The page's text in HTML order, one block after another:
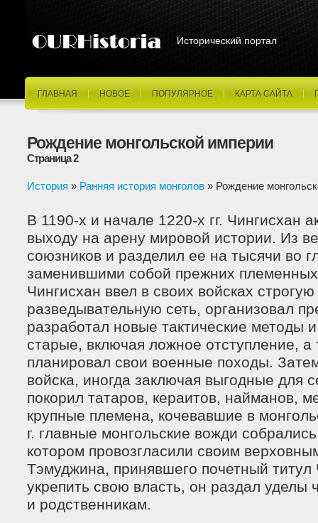
Исторический портал
ГЛАВНАЯ НОВОЕ ПОПУЛЯРНОЕ КАРТА САЙТА
Рождение монгольской империи
Страница 2
История » Ранняя история монголов » Рождение
В 1190-х и начале 1220-х гг. Чингисхан
выходу на арену мировой истории. Из
союзников и разделил ее на тысячи во
заменившими собой прежних
Чингисхан ввел в своих войсках
разведывательную сеть, организовал
разработал новые тактические методы
старые, включая ложное отступление, а
планировал свои военные походы.
войска, иногда заключая выгодные для
покорил татаров, кераитов, найманов,
крупные племена, кочевавшие в
г. главные монгольские вожди
котором провозгласили своим
Тэмуджина, принявшего почетный
укрепить свою власть, он раздал уделы
и родственникам.